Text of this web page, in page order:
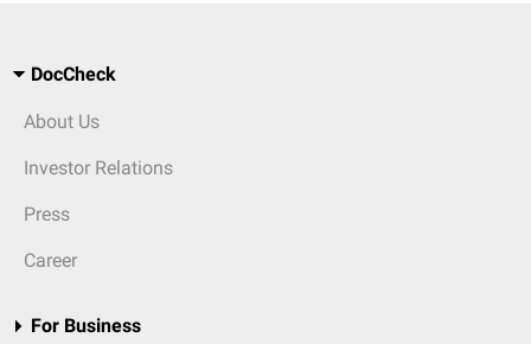
DocCheck
About Us
Investor Relations
Press
Career
For Business